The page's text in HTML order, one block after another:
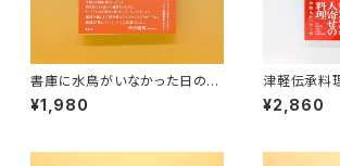
書庫に水鳥がいなかった日のこ
と 漢詩の手帖
¥1,980
津軽伝承
¥2,860